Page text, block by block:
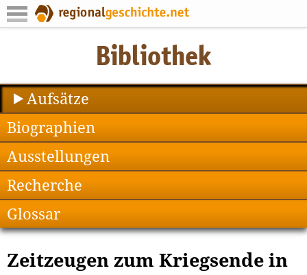
Aufsätze
Biographien
Ausstellungen
Recherche
Glossar
Zeitzeugen zum Kriegsende in